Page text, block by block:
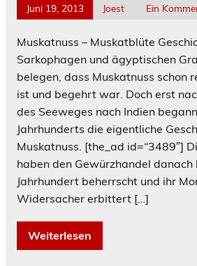
Juni 19, 2013 Joest Ein
Muskatnuss – Muskatblüte
Sarkophagen und ägyptischen
belegen, dass Muskatnuss schon
ist und begehrt war. Doch erst
des Seeweges nach Indien
Jahrhunderts die eigentliche
Muskatnuss. [the_ad id=“3489″]
haben den Gewürzhandel danach
Jahrhundert beherrscht und ihr
Widersacher erbittert […]
Weiterlesen